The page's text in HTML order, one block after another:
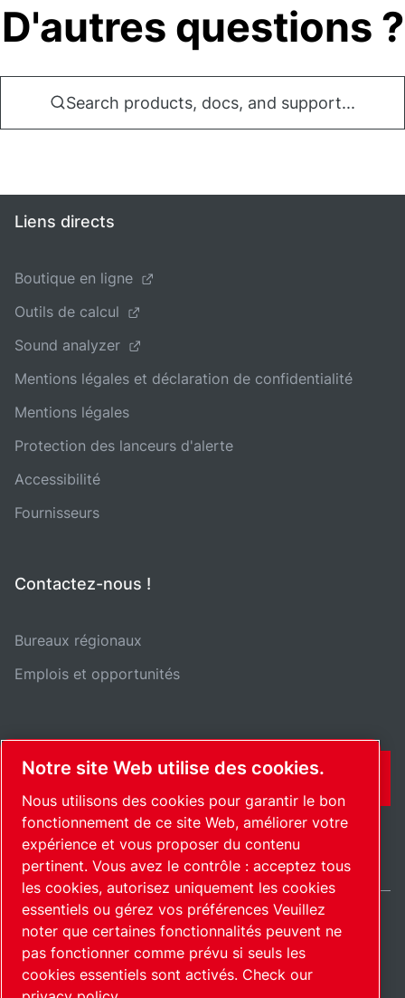
D'autres questions ?
Search products, docs, and support...
Liens directs
Boutique en ligne
Outils de calcul
Sound analyzer
Mentions légales et déclaration de confidentialité
Mentions légales
Protection des lanceurs d'alerte
Accessibilité
Fournisseurs
Contactez-nous !
Bureaux régionaux
Emplois et opportunités
CONTACT
Plan du siteGérer les cookies© 2026 Copyright.
International / FR
Notre site Web utilise des cookies.
Nous utilisons des cookies pour garantir le bon
fonctionnement de ce site Web, améliorer votre
expérience et vous proposer du contenu
pertinent. Vous avez le contrôle : acceptez tous
les cookies, autorisez uniquement les cookies
essentiels ou gérez vos préférences Veuillez
noter que certaines fonctionnalités peuvent ne
pas fonctionner comme prévu si seuls les
cookies essentiels sont activés. Check our